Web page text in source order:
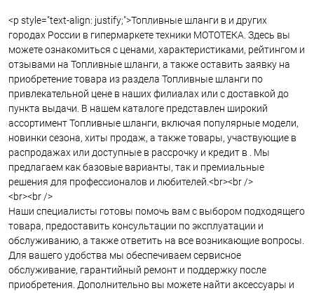
<p style="text-align: justify;">Топливные шланги в и других
городах России в гипермаркете техники МОТОТЕКА. Здесь вы
можете ознакомиться с ценами, характеристиками, рейтингом и
отзывами на Топливные шланги, а также оставить заявку на
приобретение товара из раздела Топливные шланги по
привлекательной цене в наших филиалах или с доставкой до
пункта выдачи. В нашем каталоге представлен широкий
ассортимент Топливные шланги, включая популярные модели,
новинки сезона, хиты продаж, а также товары, участвующие в
распродажах или доступные в рассрочку и кредит в . Мы
предлагаем как базовые варианты, так и премиальные
решения для профессионалов и любителей.<br><br />
<br><br />
Наши специалисты готовы помочь вам с выбором подходящего
товара, предоставить консультации по эксплуатации и
обслуживанию, а также ответить на все возникающие вопросы.
Для вашего удобства мы обеспечиваем сервисное
обслуживание, гарантийный ремонт и поддержку после
приобретения. Дополнительно вы можете найти аксессуары и